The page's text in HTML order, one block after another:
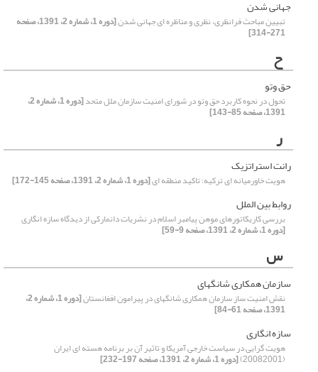
جهانی شدن
تبیین مباحث فرانظری، نظری و مناظره ای جهانی شدن [دوره 1، شماره 2، 1391، صفحه
271-314]
ح
حق وتو
تحول در نحوه کاربرد حق وتو در شورای امنیت سازمان ملل متحد [دوره 1، شماره 2،
1391، صفحه 85-143]
ر
رانت استراتزیک
هویت خاورمیانه ای ترکیه: تاکید منطقه ای[دوره 1، شماره 2، 1391، صفحه 145-172]
روابط بین الملل
بررسی کاریکاتورهای موهن پیامبر اسلام در نشریات دانمارکی از دیدگاه سازه انگاری
[دوره 1، شماره 2، 1391، صفحه 9-59]
س
سازمان همکاری شانگهای
نقش امنیت ساز سازمان همکاری شانگهای در پیرامون افغانستان [دوره 1، شماره 2،
1391، صفحه 61-84]
سازه انگاری
هویت گرایی در سیاست خارجی آمریکا و تاثیر آن بر برنامه هسته ای ایران
(20082001) [دوره 1، شماره 2، 1391، صفحه 197-232]